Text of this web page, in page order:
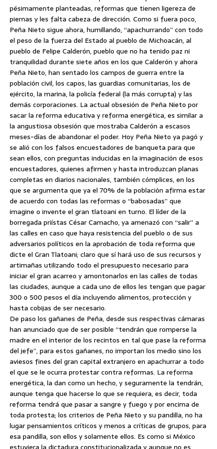
pésimamente planteadas, reformas que tienen ligereza de
piernas y les falta cabeza de dirección. Como si fuera poco,
Peña Nieto sigue ahora, humillando, “apachurrando” con todo
el peso de la fuerza del Estado al pueblo de Michoacán, al
pueblo de Felipe Calderón, pueblo que no ha tenido paz ni
tranquilidad durante siete años en los que Calderón y ahora
Peña Nieto, han sentado los campos de guerra entre la
población civil, los capos, las guardias comunitarias, los de
ejército, la marina, la policía federal (la más corrupta) y las
demás corporaciones. La actual obsesión de Peña Nieto por
sacar la reforma educativa y reforma energética, es similar a
la angustiosa obsesión que mostraba Calderón a escasos
meses-días de abandonar el poder. Hoy Peña Nieto ya pagó y
se alió con los falsos encuestadores de banqueta para que
sean ellos, con preguntas inducidas en la imaginación de esos
encuestadores, quienes afirmen y hasta introduzcan planas
completas en diarios nacionales, también cómplices, en los
que se argumenta que ya el 70% de la población afirma estar
de acuerdo con todas las reformas o “babosadas” que
imagine o invente el gran tlatoani en turno. El líder de la
borregada priístas César Camacho, ya amenazó con “salir” a
las calles en caso que haya resistencia del pueblo o de sus
adversarios políticos en la aprobación de toda reforma que
dicte el Gran Tlatoani; claro que sí hará uso de sus recursos y
artimañas utilizando todo el presupuesto necesario para
iniciar el gran acarreo y amontonarlos en las calles de todas
las ciudades, aunque a cada uno de ellos les tengan que pagar
300 o 500 pesos el día incluyendo alimentos, protección y
hasta cobijas de ser necesario.
De paso los gañanes de Peña, desde sus respectivas cámaras
han anunciado que de ser posible “tendrán que romperse la
madre en el interior de los recintos en tal que pase la reforma
del jefe”, para estos gañanes, no importan los medio sino los
aviesos fines del gran capital extranjero en apachurrar a todo
el que se le ocurra protestar contra reformas. La reforma
energética, la dan como un hecho, y seguramente la tendrán,
aunque tenga que hacerse lo que se requiera, es decir, toda
reforma tendrá que pasar a sangre y fuego y por encima de
toda protesta; los criterios de Peña Nieto y su pandilla, no ha
lugar pensamientos críticos y menos a críticas de grupos, para
esa pandilla, son ellos y solamente ellos. Es como si México